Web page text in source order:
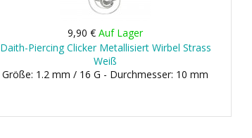
9,90 €Auf Lager
Daith-Piercing Clicker Metallisiert Wirbel Strass
Weiß
Größe: 1.2 mm / 16 G - Durchmesser: 10 mm